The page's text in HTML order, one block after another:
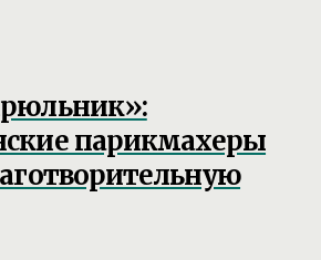
парикмахеры